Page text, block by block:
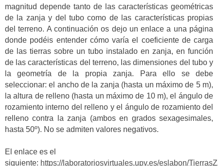
magnitud depende tanto de las características geométricas
de la zanja y del tubo como de las características propias
del terreno. A continuación os dejo un enlace a una página
donde podéis entender cómo varía el coeficiente de carga
de las tierras sobre un tubo instalado en zanja, en función
de las características del terreno, las dimensiones del tubo y
la geometría de la propia zanja. Para ello se debe
seleccionar: el ancho de la zanja (hasta un máximo de 5 m),
la altura de relleno (hasta un máximo de 10 m), el ángulo de
rozamiento interno del relleno y el ángulo de rozamiento del
relleno contra la zanja (ambos en grados sexagesimales,
hasta 50º). No se admiten valores negativos.
El enlace es el
siguiente: https://laboratoriosvirtuales.upv.es/eslabon/